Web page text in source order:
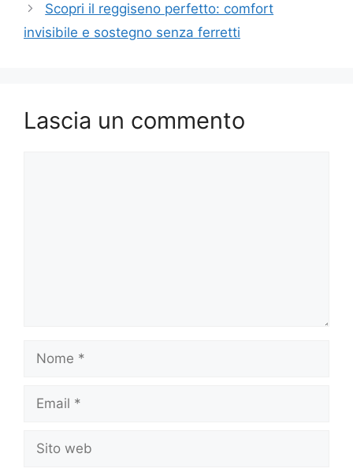
Scopri il reggiseno perfetto: comfort
invisibile e sostegno senza ferretti
Lascia un commento
Nome
Email
Sito
web